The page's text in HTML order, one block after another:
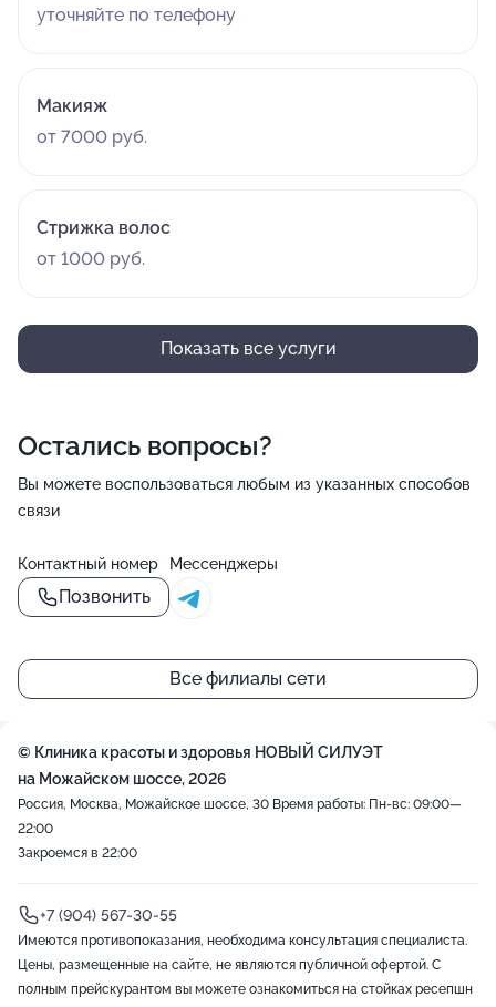
уточняйте по телефону
Макияж
от 7000 руб.
Стрижка волос
от 1000 руб.
Показать все услуги
Остались вопросы?
Вы можете воспользоваться любым из указанных способов
связи
Контактный номер
Позвонить
Мессенджеры
Все филиалы сети
© Клиника красоты и здоровья НОВЫЙ СИЛУЭТ
на Можайском шоссе, 2026
Россия, Москва, Можайское шоссе, 30 Время работы: Пн-вс: 09:00—
22:00
Закроемся в 22:00
+7 (904) 567-30-55
Имеются противопоказания, необходима консультация специалиста.
Цены, размещенные на сайте, не являются публичной офертой. С
полным прейскурантом вы можете ознакомиться на стойках ресепшн